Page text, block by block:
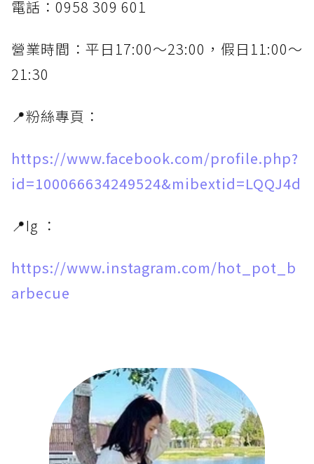
電話：0958 309 601
營業時間：平日17:00～23:00，假日11:00～
21:30
📍粉絲專頁：
https://www.facebook.com/profile.php?
id=100066634249524&mibextid=LQQJ4d
📍Ig ：
https://www.instagram.com/hot_pot_b
arbecue